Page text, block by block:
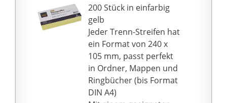
200 Stück in einfarbig
gelb
Jeder Trenn-Streifen hat
ein Format von 240 x
105 mm, passt perfekt
in Ordner, Mappen und
Ringbücher (bis Format
DIN A4)